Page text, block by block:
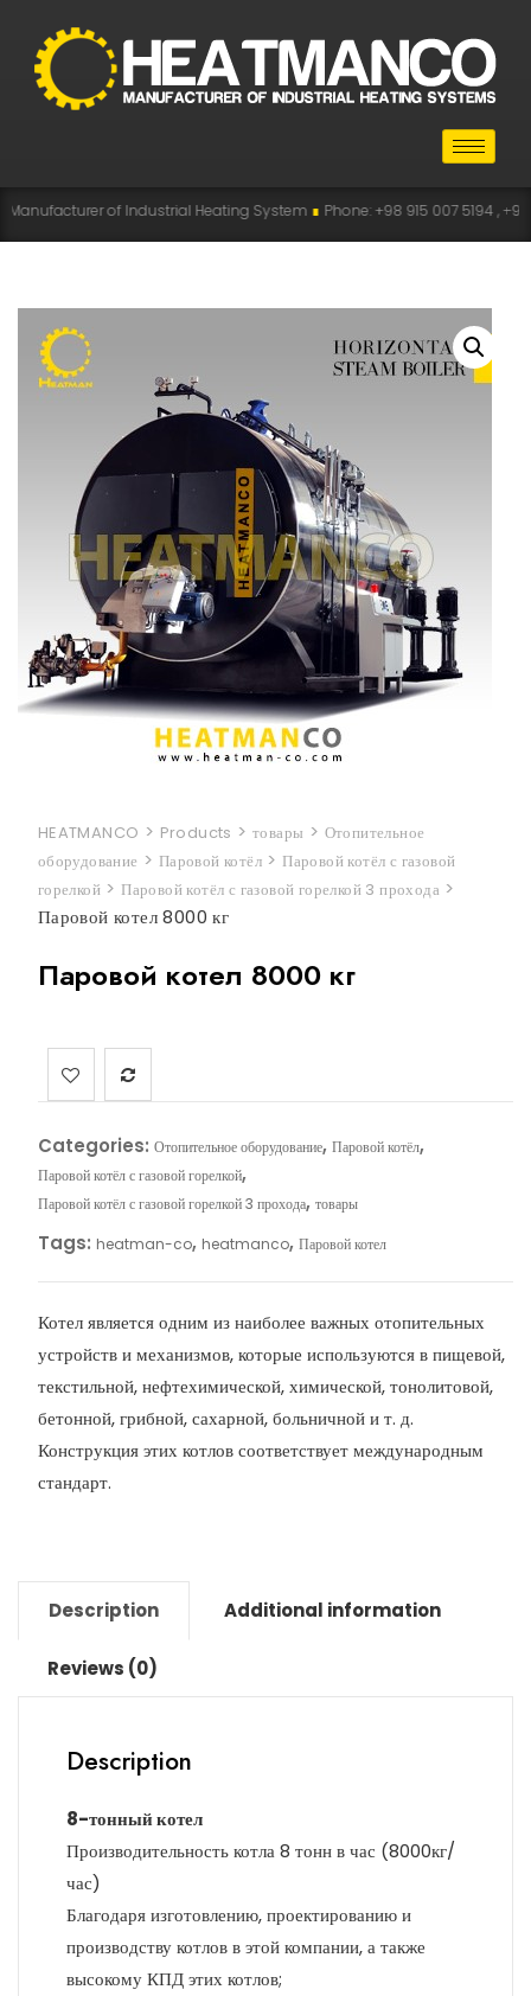
of Industrial Heating System∎Phone: +98 915 007 5194 , +98 915 112 5194
HEATMANCO > Products > товары > Отопительное
оборудование > Паровой котёл> Паровой котёл с газовой
горелкой> Паровой котёл с газовой горелкой 3 прохода >
Паровой котел 8000 кг
Паровой котел 8000 кг
Categories: Отопительное оборудование, Паровой котёл,
Паровой котёл с газовой горелкой,
Паровой котёл с газовой горелкой 3 прохода, товары
Tags: heatman-co, heatmanco, Паровой котел
Котел является одним из наиболее важных отопительных
устройств и механизмов, которые используются в пищевой,
текстильной, нефтехимической, химической, тонолитовой,
бетонной, грибной, сахарной, больничной и т. д.
Конструкция этих котлов соответствует международным
стандарт.
Description Additional information
Reviews (0)
Description
8-тонный котел
Производительность котла 8 тонн в час (8000кг/
час)
Благодаря изготовлению, проектированию и
производству котлов в этой компании, а также
высокому КПД этих котлов;